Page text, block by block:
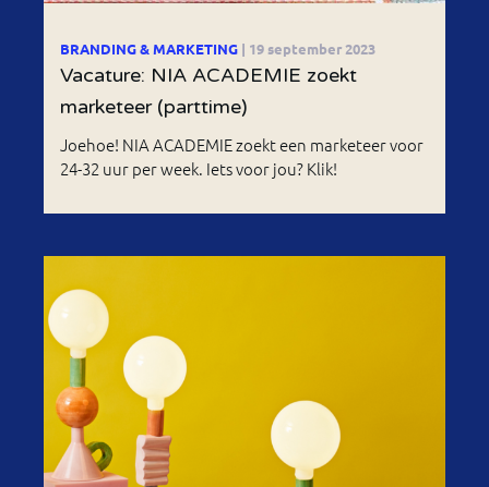
BRANDING & MARKETING | 19 september 2023
Vacature: NIA ACADEMIE zoekt
marketeer (parttime)
Joehoe! NIA ACADEMIE zoekt een marketeer voor
24-32 uur per week. Iets voor jou? Klik!